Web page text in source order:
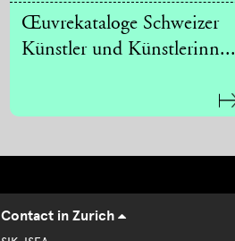
Œuvrekataloge Schweizer
Künstler und Künstlerinn...
Contact in Zurich